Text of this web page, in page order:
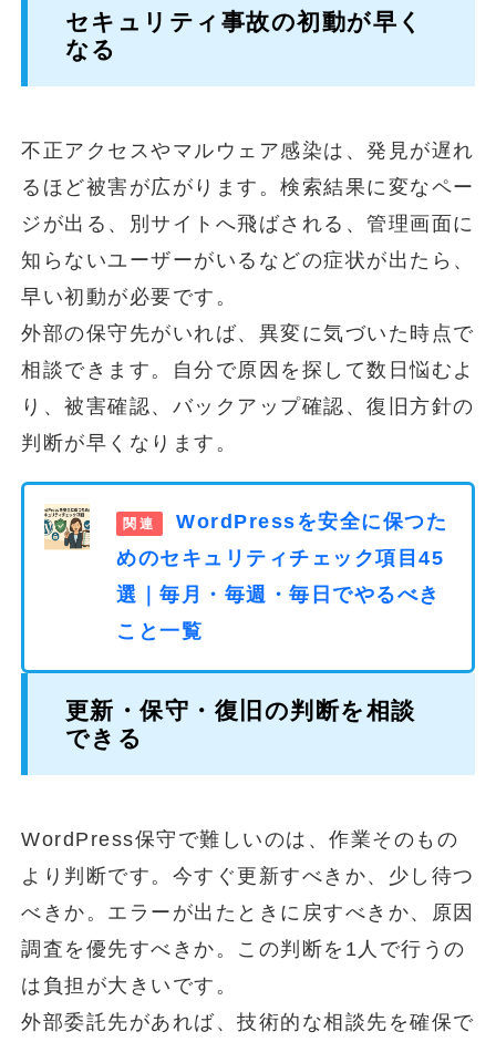
セキュリティ事故の初動が早く
なる
不正アクセスやマルウェア感染は、発見が遅れ
るほど被害が広がります。検索結果に変なペー
ジが出る、別サイトへ飛ばされる、管理画面に
知らないユーザーがいるなどの症状が出たら、
早い初動が必要です。
外部の保守先がいれば、異変に気づいた時点で
相談できます。自分で原因を探して数日悩むよ
り、被害確認、バックアップ確認、復旧方針の
判断が早くなります。
WordPressを安全に保つた
めのセキュリティチェック項目45
選｜毎月・毎週・毎日でやるべき
こと一覧
更新・保守・復旧の判断を相談
できる
WordPress保守で難しいのは、作業そのもの
より判断です。今すぐ更新すべきか、少し待つ
べきか。エラーが出たときに戻すべきか、原因
調査を優先すべきか。この判断を1人で行うの
は負担が大きいです。
外部委託先があれば、技術的な相談先を確保で